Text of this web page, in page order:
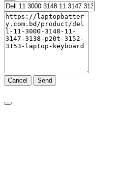
Cancel Send